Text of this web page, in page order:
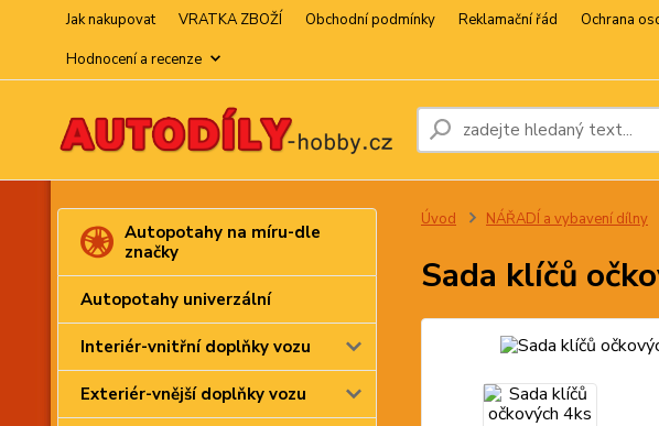
Jak nakupovat VRATKA ZBOŽÍ Obchodní podmínky Reklamační řád Ochrana
Hodnocení a recenze
Autopotahy na míru-dle
značky
Autopotahy univerzální
Interiér-vnitřní doplňky vozu
Exteriér-vnější doplňky vozu
Úvod NÁŘADÍ a vybavení dílny
Sada klíčů